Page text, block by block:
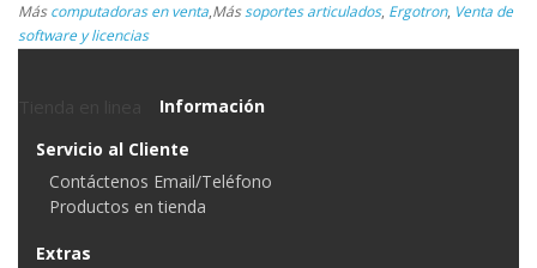
Máscomputadoras en venta,Mássoportes articulados, Ergotron, Venta de
software y licencias
Información
Servicio al Cliente
Contáctenos Email/Teléfono
Productos en tienda
Extras